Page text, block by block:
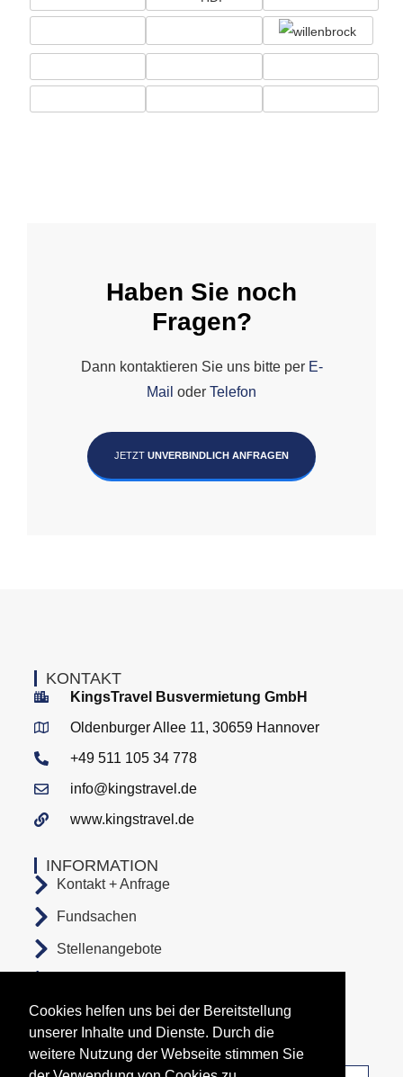
Cookies helfen uns bei der Bereitstellung
unserer Inhalte und Dienste. Durch die
weitere Nutzung der Webseite stimmen Sie
Haben Sie noch
Fragen?
Dann kontaktieren Sie uns bitte per E-
Mail oder Telefon
JETZT UNVERBINDLICH ANFRAGEN
INFORMATION
Kontakt + Anfrage
Fundsachen
Stellenangebote
Datenschutz
KONTAKT
KingsTravel Busvermietung GmbH
Oldenburger Allee 11, 30659 Hannover
+49 511 105 34 778
info@kingstravel.de
www.kingstravel.de